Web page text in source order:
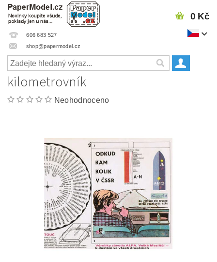
606 683 527
shop@papermodel.cz
0 Kč
kilometrovník
Neohodnoceno